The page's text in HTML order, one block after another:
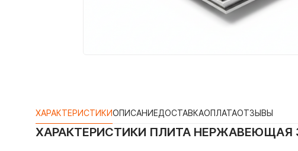
ХАРАКТЕРИСТИКИОПИСАНИЕДОСТАВКАОПЛАТАОТЗЫВЫ
ХАРАКТЕРИСТИКИ ПЛИТА НЕРЖАВЕЮЩАЯ